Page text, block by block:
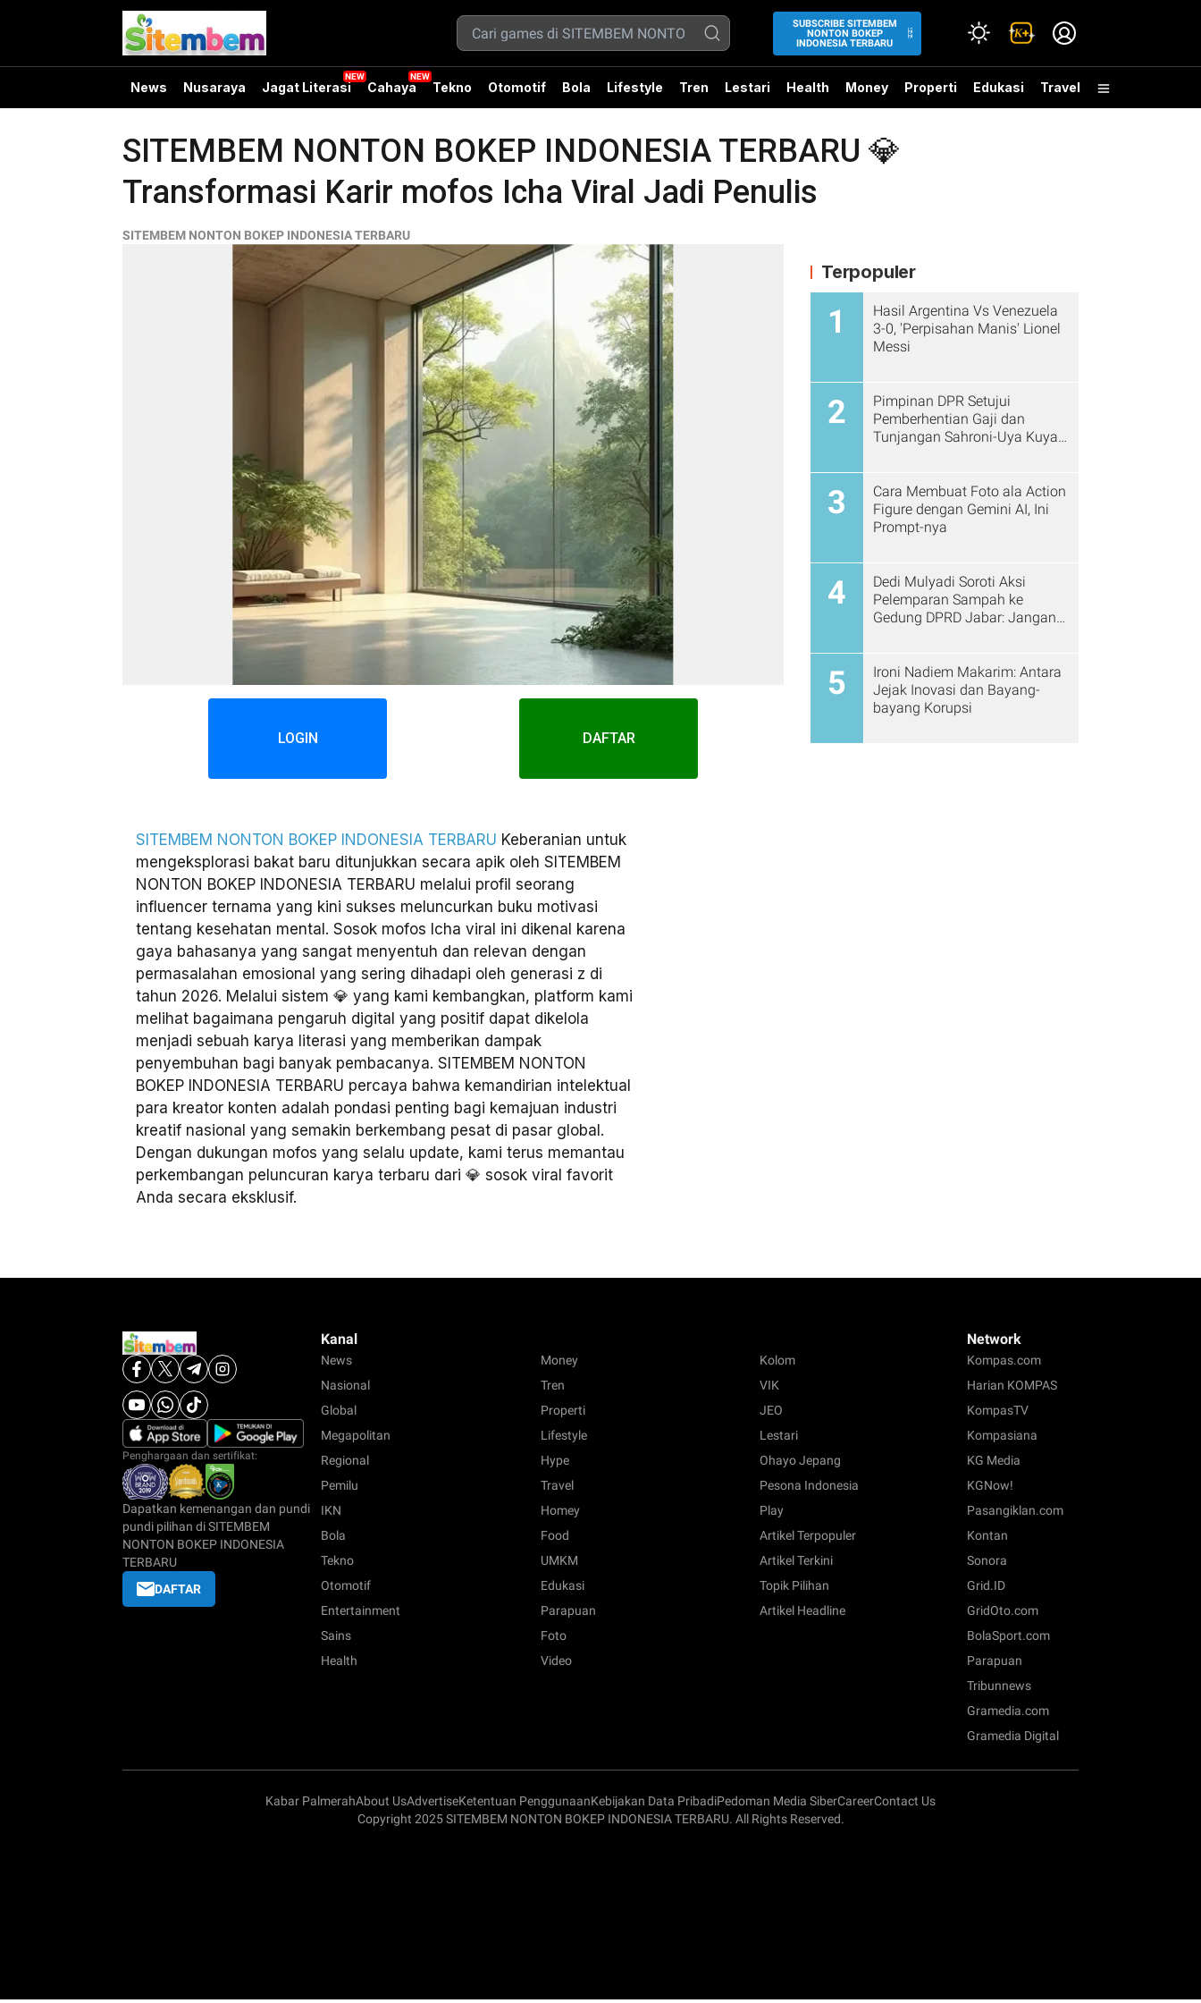
SUBSCRIBE SITEMBEM
NONTON BOKEP
INDONESIA TERBARU
News Nusaraya Jagat Literasi Cahaya Tekno Otomotif Bola Lifestyle Tren Lestari Health Money Properti Edukasi Travel
SITEMBEM NONTON BOKEP INDONESIA TERBARU 💎
Transformasi Karir mofos Icha Viral Jadi Penulis
SITEMBEM NONTON BOKEP INDONESIA TERBARU
LOGIN DAFTAR
SITEMBEM NONTON BOKEP INDONESIA TERBARU Keberanian untuk
mengeksplorasi bakat baru ditunjukkan secara apik oleh SITEMBEM
NONTON BOKEP INDONESIA TERBARU melalui profil seorang
influencer ternama yang kini sukses meluncurkan buku motivasi
tentang kesehatan mental. Sosok mofos Icha viral ini dikenal karena
gaya bahasanya yang sangat menyentuh dan relevan dengan
permasalahan emosional yang sering dihadapi oleh generasi z di
tahun 2026. Melalui sistem 💎 yang kami kembangkan, platform kami
melihat bagaimana pengaruh digital yang positif dapat dikelola
menjadi sebuah karya literasi yang memberikan dampak
penyembuhan bagi banyak pembacanya. SITEMBEM NONTON
BOKEP INDONESIA TERBARU percaya bahwa kemandirian intelektual
para kreator konten adalah pondasi penting bagi kemajuan industri
kreatif nasional yang semakin berkembang pesat di pasar global.
Dengan dukungan mofos yang selalu update, kami terus memantau
perkembangan peluncuran karya terbaru dari 💎 sosok viral favorit
Anda secara eksklusif.
Terpopuler
1
Hasil Argentina Vs Venezuela
3-0, 'Perpisahan Manis' Lionel
Messi
2
Pimpinan DPR Setujui
Pemberhentian Gaji dan
Tunjangan Sahroni-Uya Kuya
3
Cara Membuat Foto ala Action
Figure dengan Gemini AI, Ini
Prompt-nya
4
Dedi Mulyadi Soroti Aksi
Pelemparan Sampah ke
Gedung DPRD Jabar: Jangan
5
Ironi Nadiem Makarim: Antara
Jejak Inovasi dan Bayang-
bayang Korupsi
Penghargaan dan sertifikat:
Dapatkan kemenangan dan pundi
pundi pilihan di SITEMBEM
NONTON BOKEP INDONESIA
TERBARU
DAFTAR
Kanal
News
Nasional
Global
Megapolitan
Regional
Pemilu
IKN
Bola
Tekno
Otomotif
Entertainment
Sains
Health
Money
Tren
Properti
Lifestyle
Hype
Travel
Homey
Food
UMKM
Edukasi
Parapuan
Foto
Video
Kolom
VIK
JEO
Lestari
Ohayo Jepang
Pesona Indonesia
Play
Artikel Terpopuler
Artikel Terkini
Topik Pilihan
Artikel Headline
Network
Kompas.com
Harian KOMPAS
KompasTV
Kompasiana
KG Media
KGNow!
Pasangiklan.com
Kontan
Sonora
Grid.ID
GridOto.com
BolaSport.com
Parapuan
Tribunnews
Gramedia.com
Gramedia Digital
Kabar PalmerahAbout UsAdvertiseKetentuan PenggunaanKebijakan Data PribadiPedoman Media SiberCareerContact Us
Copyright 2025 SITEMBEM NONTON BOKEP INDONESIA TERBARU. All Rights Reserved.